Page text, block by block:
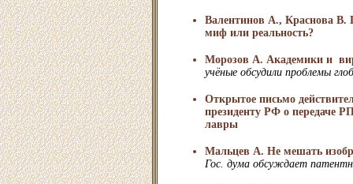
Валентинов А., Краснова В.
миф или реальность?
Морозов А. Академики и
учёные обсудили проблемы
Открытое письмо
президенту РФ о передаче
лавры
Мальцев А. Не мешать
Гос. дума обсуждает